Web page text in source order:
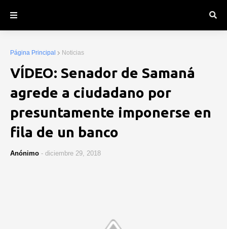
Página Principal Noticias
VÍDEO: Senador de Samaná
agrede a ciudadano por
presuntamente imponerse en
fila de un banco
Anónimo - diciembre 29, 2018